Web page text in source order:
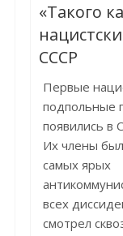
«Такого
СССР
Первые
подпольные
появились в
Их члены
самых ярых
всех
смотрел